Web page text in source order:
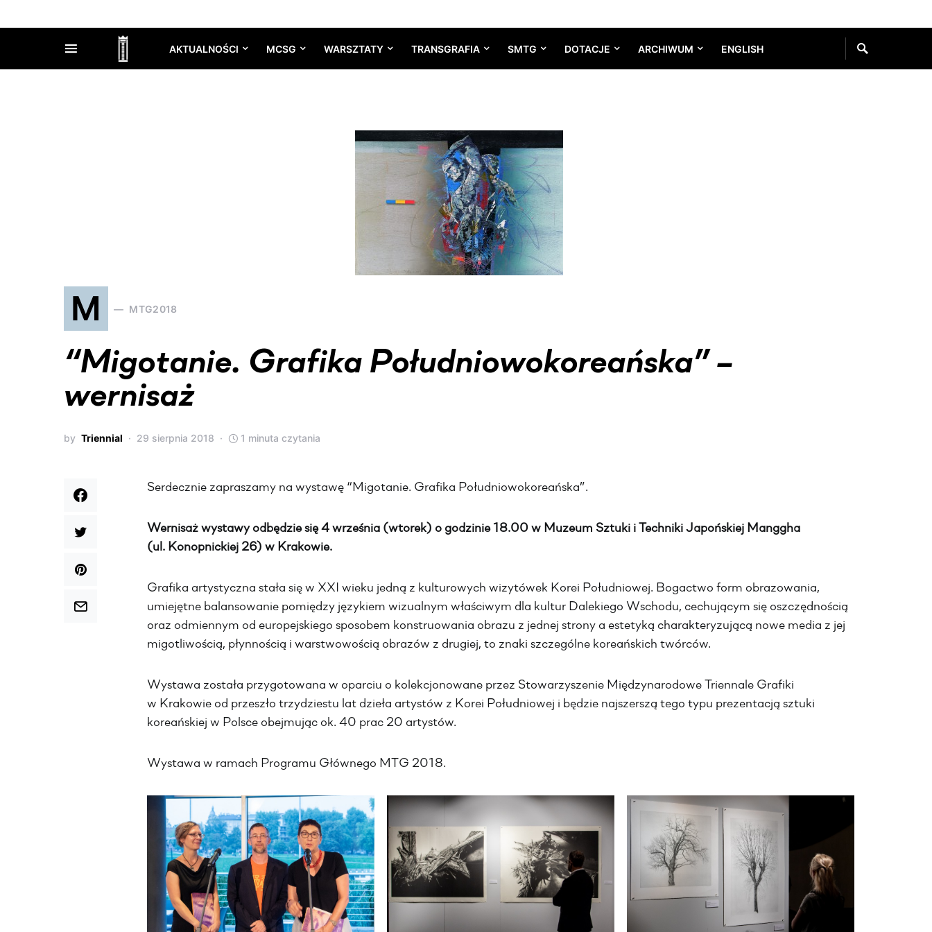
AKTUALNOŚCI MCSG WARSZTATY TRANSGRAFIA SMTG DOTACJE ARCHIWUM ENGLISH
M MTG2018
“Migotanie. Grafika Południowokoreańska” –
wernisaż
by Triennial 29 sierpnia 2018 1 minuta czytania
Serdecznie zapraszamy na wystawę “Migotanie. Grafika Południowokoreańska”.
Wernisaż wystawy odbędzie się 4 września (wtorek) o godzinie 18.00 w Muzeum Sztuki i Techniki Japońskiej Manggha
(ul. Konopnickiej 26) w Krakowie.
Grafika artystyczna stała się w XXI wieku jedną z kulturowych wizytówek Korei Południowej. Bogactwo form obrazowania,
umiejętne balansowanie pomiędzy językiem wizualnym właściwym dla kultur Dalekiego Wschodu, cechującym się oszczędnością
oraz odmiennym od europejskiego sposobem konstruowania obrazu z jednej strony a estetyką charakteryzującą nowe media z jej
migotliwością, płynnością i warstwowością obrazów z drugiej, to znaki szczególne koreańskich twórców.
Wystawa została przygotowana w oparciu o kolekcjonowane przez Stowarzyszenie Międzynarodowe Triennale Grafiki
w Krakowie od przeszło trzydziestu lat dzieła artystów z Korei Południowej i będzie najszerszą tego typu prezentacją sztuki
koreańskiej w Polsce obejmując ok. 40 prac 20 artystów.
Wystawa w ramach Programu Głównego MTG 2018.